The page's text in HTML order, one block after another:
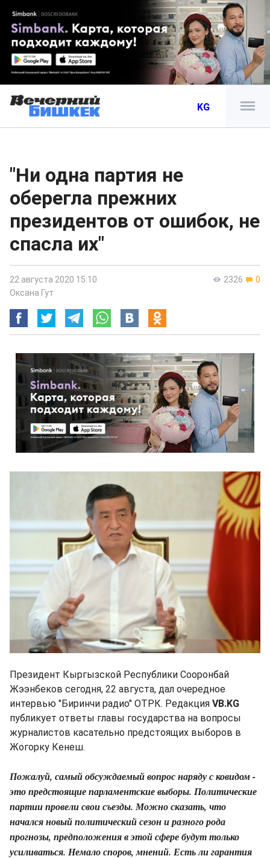
KG
"Ни одна партия не
оберегла прежних
президентов от ошибок, не
спасла их"
2326 0
22 августа 2020 15:10
Оксана Гут
Президент Кыргызской Республики Сооронбай
Жээнбеков сегодня, 22 августа, дал очередное
интервью "Биринчи радио" ОТРК. Редакция VB.KG
публикует ответы главы государства на вопросы
журналистов касательно предстоящих выборов в
Жогорку Кенеш.
Пожалуй, самый обсуждаемый вопрос наряду с ковидом -
это предстоящие парламентские выборы. Политические
партии провели свои съезды. Можно сказать, что
начался новый политический сезон и разного рода
прогнозы, предположения в этой сфере будут только
усиливаться. Немало споров, мнений. Есть ли гарантия